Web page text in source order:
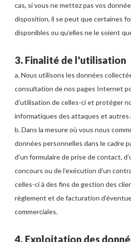
cas, si vous ne mettez pas vos
disposition, il se peut que certaines
disponibles ou qu’elles ne le soient
3. Finalité de l'utilisation
a. Nous utilisons les données
consultation de nos pages Internet
d’utilisation de celles-ci et protéger
informatiques des attaques et autres
b. Dans la mesure où vous nous
données personnelles dans le cadre
d’un formulaire de prise de contact,
concours ou de l’exécution d’un
celles-ci à des fins de gestion des
règlement et de facturation
commerciales.
4. Exploitation des